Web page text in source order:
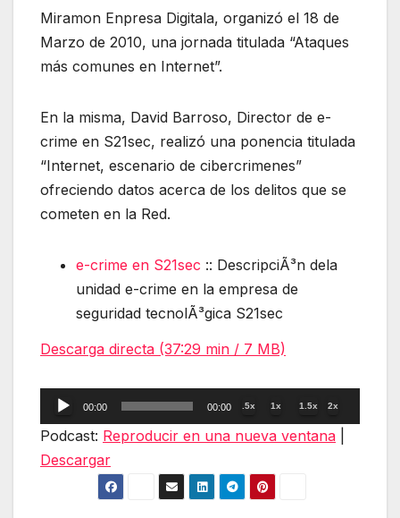
Miramon Enpresa Digitala, organizó el 18 de
Marzo de 2010, una jornada titulada “Ataques
más comunes en Internet”.
En la misma, David Barroso, Director de e-
crime en S21sec, realizó una ponencia titulada
“Internet, escenario de cibercrimenes”
ofreciendo datos acerca de los delitos que se
cometen en la Red.
e-crime en S21sec :: DescripciÃ³n dela
unidad e-crime en la empresa de
seguridad tecnolÃ³gica S21sec
Descarga directa (37:29 min / 7 MB)
Reproductor
de
00:00 00:00 .5x 1x 1.5x 2x
Podcast: Reproducir en una nueva ventana
Descargar